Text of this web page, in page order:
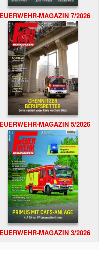
MAGAZIN 7/2026
MAGAZIN 5/2026
MAGAZIN 3/2026